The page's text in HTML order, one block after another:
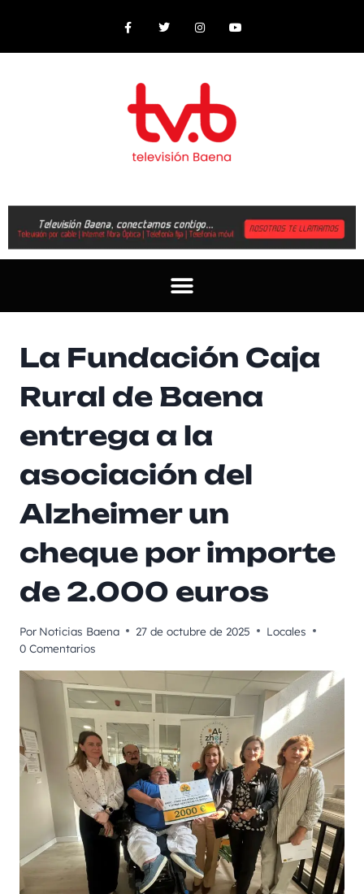
La Fundación Caja
Rural de Baena
entrega a la
asociación del
Alzheimer un
cheque por importe
de 2.000 euros
Por Noticias Baena 27 de octubre de 2025
Locales
0 Comentarios